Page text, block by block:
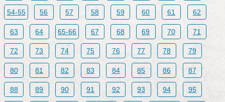
54-55 56 57 58 59 60 61 62
63 64 65-66 67 68 69 70 71
72 73 74 75 76 77 78 79
80 81 82 83 84 85 86 87
88 89 90 91 92 93 94 95